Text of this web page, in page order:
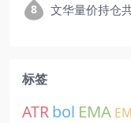
文华量价持仓
标签
ATRbol EMA